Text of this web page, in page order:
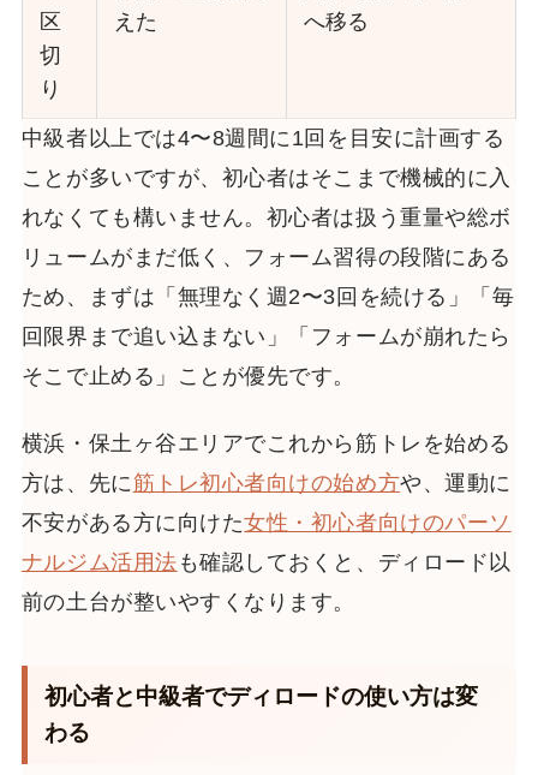
区
切
り
えた
へ移る
中級者以上では4〜8週間に1回を目安に計画する
ことが多いですが、初心者はそこまで機械的に入
れなくても構いません。初心者は扱う重量や総ボ
リュームがまだ低く、フォーム習得の段階にある
ため、まずは「無理なく週2〜3回を続ける」「毎
回限界まで追い込まない」「フォームが崩れたら
そこで止める」ことが優先です。
横浜・保土ヶ谷エリアでこれから筋トレを始める
方は、先に筋トレ初心者向けの始め方や、運動に
不安がある方に向けた女性・初心者向けのパーソ
ナルジム活用法 も確認しておくと、ディロード以
前の土台が整いやすくなります。
初心者と中級者でディロードの使い方は変
わる